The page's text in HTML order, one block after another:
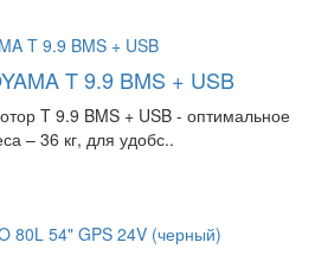
T 9.9 BMS + USB
T 9.9 BMS + USB - оптимальное
– 36 кг, для удобс..